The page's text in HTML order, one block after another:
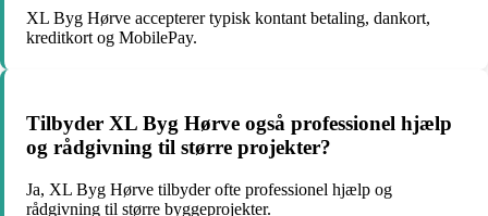
XL Byg Hørve accepterer typisk kontant betaling, dankort,
kreditkort og MobilePay.
Tilbyder XL Byg Hørve også professionel hjælp
og rådgivning til større projekter?
Ja, XL Byg Hørve tilbyder ofte professionel hjælp og
rådgivning til større byggeprojekter.